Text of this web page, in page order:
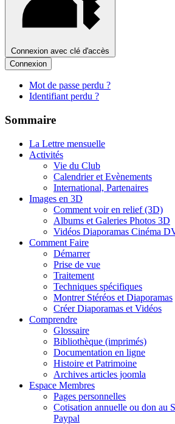
Connexion avec clé d'accès
Connexion
Mot de passe perdu ?
Identifiant perdu ?
Sommaire
La Lettre mensuelle
Activités
Vie du Club
Calendrier et Evènements
International, Partenaires
Images en 3D
Comment voir en relief (3D)
Albums et Galeries Photos 3D
Vidéos Diaporamas Cinéma
Comment Faire
Démarrer
Prise de vue
Traitement
Techniques spécifiques
Montrer Stéréos et Diaporamas
Créer Diaporamas et Vidéos
Comprendre
Glossaire
Bibliothèque (imprimés)
Documentation en ligne
Histoire et Patrimoine
Archives articles joomla
Espace Membres
Pages personnelles
Cotisation annuelle ou don au
Paypal